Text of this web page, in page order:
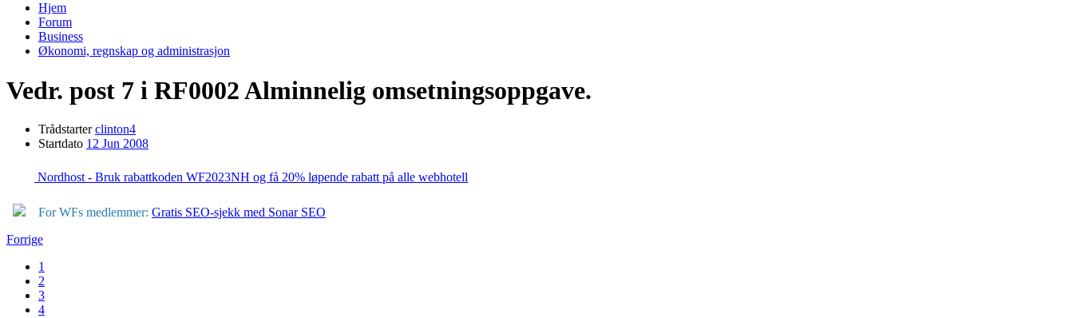
Hjem
Forum
Business
Økonomi, regnskap og administrasjon
Vedr. post 7 i RF0002 Alminnelig omsetningsoppgave.
Trådstarter clinton4
Startdato 12 Jun 2008
Nordhost - Bruk rabattkoden WF2023NH og få 20% løpende rabatt på alle webhotell
For WFs medlemmer: Gratis SEO-sjekk med Sonar SEO
Forrige
1
2
3
4